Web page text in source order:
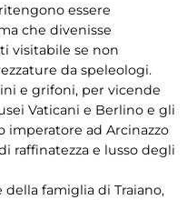
essere
che divenisse
visitabile se non
da speleologi.
e grifoni, per vicende
Vaticani e Berlino e gli
imperatore ad Arcinazzo
raffinatezza e lusso degli
famiglia di Traiano,